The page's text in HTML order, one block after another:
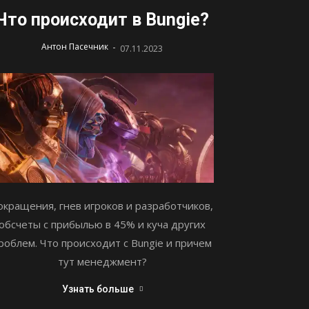
происходит в Bungie?
Антон Пасечник - 07.11.2023
гнев игроков и разработчиков,
с прибылью в 45% и куча других
Что происходит с Bungie и причем
тут менеджмент?
Узнать больше